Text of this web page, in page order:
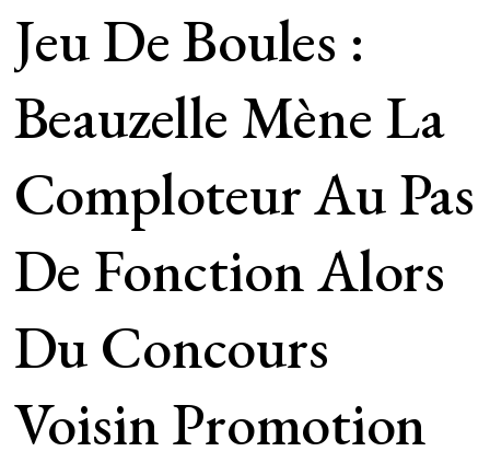
Jeu De Boules :
Beauzelle Mène La
Comploteur Au Pas
De Fonction Alors
Du Concours
Voisin Promotion